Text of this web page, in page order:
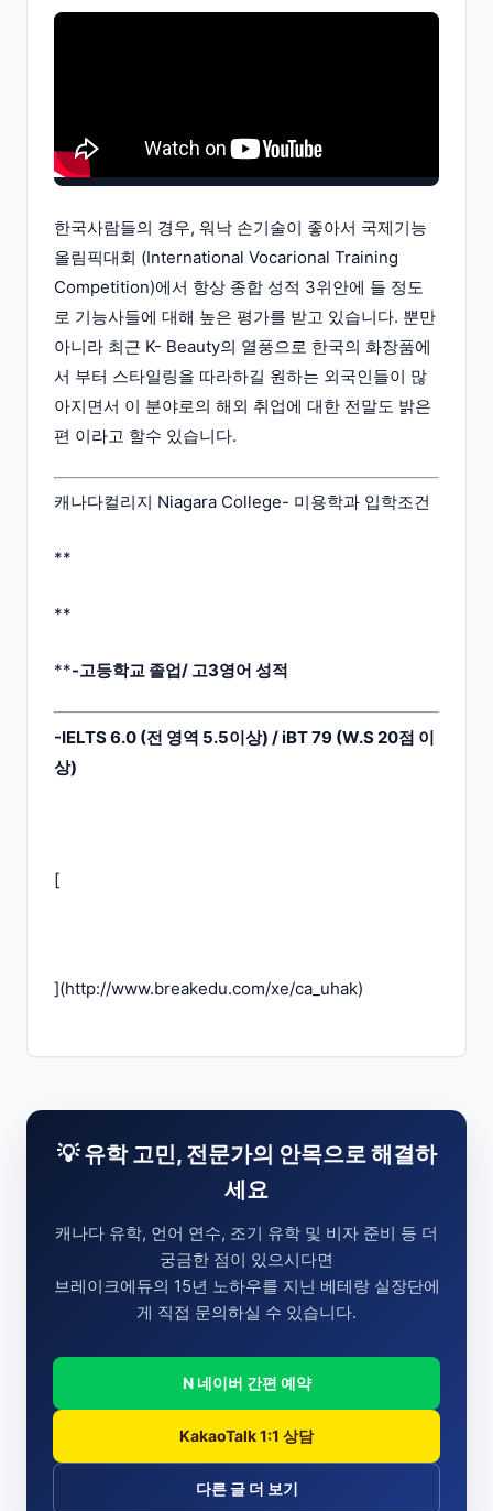
한국사람들의 경우, 워낙 손기술이 좋아서 국제기능
올림픽대회 (International Vocarional Training
Competition)에서 항상 종합 성적 3위안에 들 정도
로 기능사들에 대해 높은 평가를 받고 있습니다. 뿐만
아니라 최근 K- Beauty의 열풍으로 한국의 화장품에
서 부터 스타일링을 따라하길 원하는 외국인들이 많
아지면서 이 분야로의 해외 취업에 대한 전말도 밝은
편 이라고 할수 있습니다.
캐나다컬리지 Niagara College- 미용학과 입학조건
**
**
**-고등학교 졸업/ 고3영어 성적
-IELTS 6.0 (전 영역 5.5이상) / iBT 79 (W.S 20점 이
상)
[
](http://www.breakedu.com/xe/ca_uhak)
💡 유학 고민, 전문가의 안목으로 해결하
세요
캐나다 유학, 언어 연수, 조기 유학 및 비자 준비 등 더
궁금한 점이 있으시다면
브레이크에듀의 15년 노하우를 지닌 베테랑 실장단에
게 직접 문의하실 수 있습니다.
N 네이버 간편 예약
KakaoTalk 1:1 상담
다른 글 더 보기